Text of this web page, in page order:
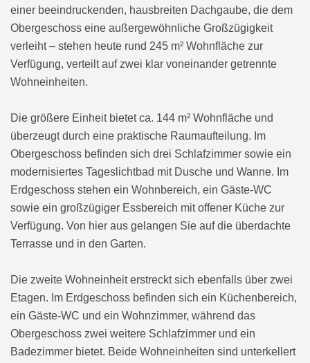
einer beeindruckenden, hausbreiten Dachgaube, die dem
Obergeschoss eine außergewöhnliche Großzügigkeit
verleiht – stehen heute rund 245 m² Wohnfläche zur
Verfügung, verteilt auf zwei klar voneinander getrennte
Wohneinheiten.
Die größere Einheit bietet ca. 144 m² Wohnfläche und
überzeugt durch eine praktische Raumaufteilung. Im
Obergeschoss befinden sich drei Schlafzimmer sowie ein
modernisiertes Tageslichtbad mit Dusche und Wanne. Im
Erdgeschoss stehen ein Wohnbereich, ein Gäste-WC
sowie ein großzügiger Essbereich mit offener Küche zur
Verfügung. Von hier aus gelangen Sie auf die überdachte
Terrasse und in den Garten.
Die zweite Wohneinheit erstreckt sich ebenfalls über zwei
Etagen. Im Erdgeschoss befinden sich ein Küchenbereich,
ein Gäste-WC und ein Wohnzimmer, während das
Obergeschoss zwei weitere Schlafzimmer und ein
Badezimmer bietet. Beide Wohneinheiten sind unterkellert